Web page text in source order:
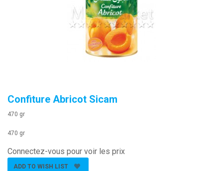
Confiture Abricot Sicam
470 gr
470 gr
Connectez-vous pour voir les prix
ADD TO WISH LIST